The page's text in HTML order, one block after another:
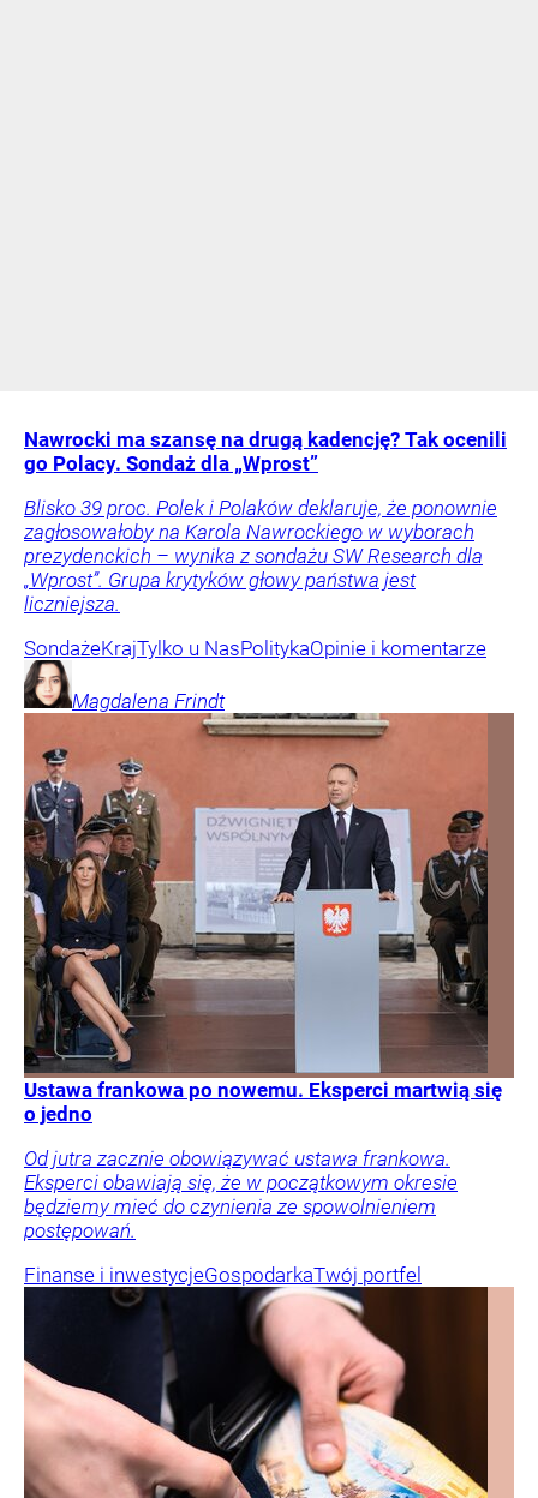
Nawrocki ma szansę na drugą kadencję? Tak ocenili
go Polacy. Sondaż dla „Wprost”
Blisko 39 proc. Polek i Polaków deklaruje, że ponownie
zagłosowałoby na Karola Nawrockiego w wyborach
prezydenckich – wynika z sondażu SW Research dla
„Wprost”. Grupa krytyków głowy państwa jest
liczniejsza.
SondażeKrajTylko u NasPolitykaOpinie i komentarze
Magdalena Frindt
Ustawa frankowa po nowemu. Eksperci martwią się
o jedno
Od jutra zacznie obowiązywać ustawa frankowa.
Eksperci obawiają się, że w początkowym okresie
będziemy mieć do czynienia ze spowolnieniem
postępowań.
Finanse i inwestycjeGospodarkaTwój portfel